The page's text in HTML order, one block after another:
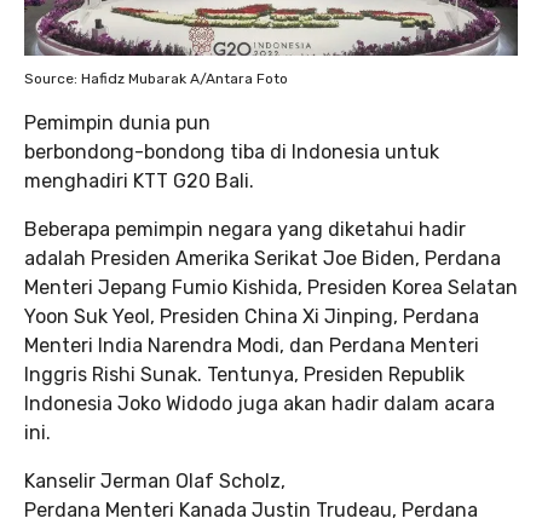
Source: Hafidz Mubarak A/Antara Foto
Pemimpin dunia pun
berbondong-bondong tiba di Indonesia untuk
menghadiri KTT G20 Bali.
Beberapa pemimpin negara yang diketahui hadir
adalah Presiden Amerika Serikat Joe Biden, Perdana
Menteri Jepang Fumio Kishida, Presiden Korea Selatan
Yoon Suk Yeol, Presiden China Xi Jinping, Perdana
Menteri India Narendra Modi, dan Perdana Menteri
Inggris Rishi Sunak. Tentunya, Presiden Republik
Indonesia Joko Widodo juga akan hadir dalam acara
ini.
Kanselir Jerman Olaf Scholz,
Perdana Menteri Kanada Justin Trudeau, Perdana